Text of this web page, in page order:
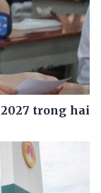
trong hai